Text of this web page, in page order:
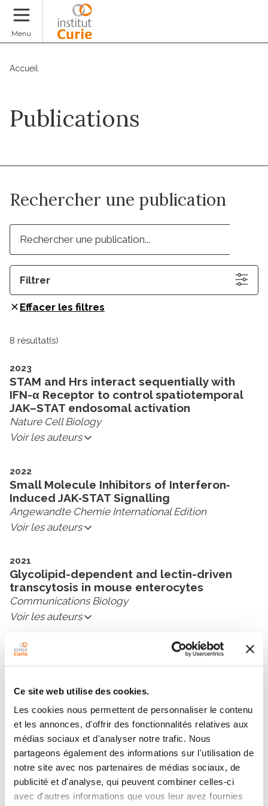
Ce site web utilise des cookies.
Les cookies nous permettent de personnaliser le contenu
et les annonces, d'offrir des fonctionnalités relatives aux
médias sociaux et d'analyser notre trafic. Nous
partageons également des informations sur l'utilisation de
notre site avec nos partenaires de médias sociaux, de
publicité et d'analyse, qui peuvent combiner celles-ci
avec d'autres informations que vous leur avez fournies
Menu
Accueil
Publications
Rechercher une publication
Filtrer
Effacer les filtres
8 résultat(s)
2023
STAM and Hrs interact sequentially with
IFN-α Receptor to control spatiotemporal
JAK–STAT endosomal activation
Nature Cell Biology
Voir les auteurs
2022
Small Molecule Inhibitors of Interferon‐
Induced JAK‐STAT Signalling
Angewandte Chemie International Edition
Voir les auteurs
2021
Glycolipid-dependent and lectin-driven
transcytosis in mouse enterocytes
Communications Biology
Voir les auteurs
2020
Coupling of melanocyte signaling and
human skin pigmentation
Nature Communications
Voir les auteurs
2019
Dystrophy-associated caveolin-3 mutations
reveal that caveolae couple IL6/STAT3
signaling with mechanosensing in human